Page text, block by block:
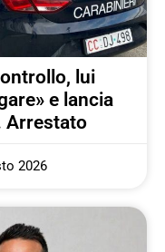
lui
e lancia
Arrestato
2026